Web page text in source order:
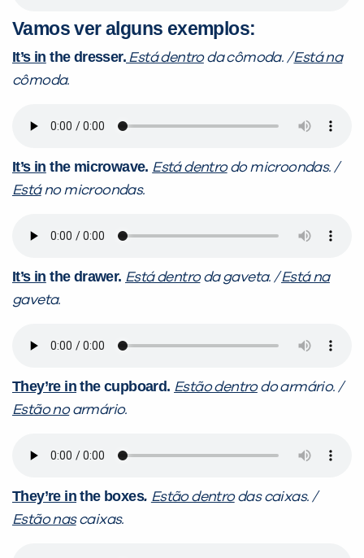
Vamos ver alguns exemplos:
It’s in the dresser. Está dentroda cômoda. /Está na
cômoda.
It’s in the microwave. Está dentrodomicroondas. /
Estánomicroondas.
It’s in the drawer. Está dentroda gaveta. /Está na
gaveta.
They’re in the cupboard. Estão dentrodo armário. /
Estão noarmário.
They’re in the boxes. Estão dentrodas caixas. /
Estão nascaixas.